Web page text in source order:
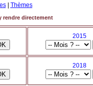
| Thèmes
rendre directement
2015
2018